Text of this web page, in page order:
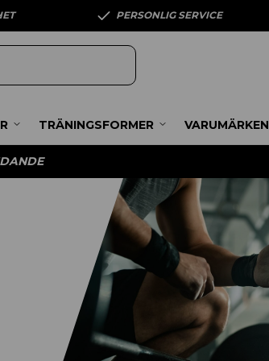
PERSONLIG SERVICE
TRÄNINGSFORMER VARUMÄRKEN